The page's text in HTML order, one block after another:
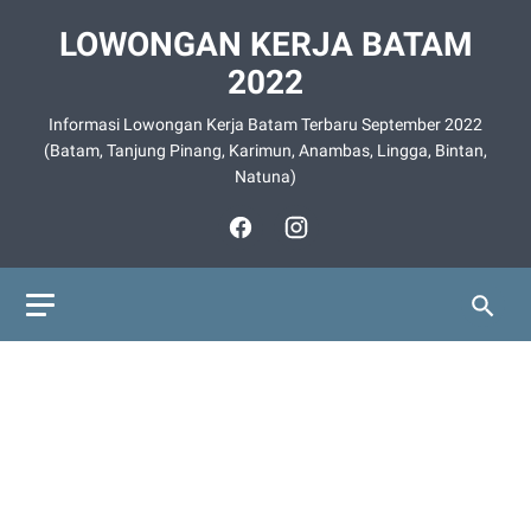
LOWONGAN KERJA BATAM
2022
Informasi Lowongan Kerja Batam Terbaru September 2022
(Batam, Tanjung Pinang, Karimun, Anambas, Lingga, Bintan,
Natuna)